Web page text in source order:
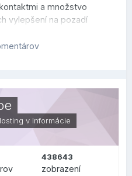
a množstvo
vylepšení na pozadí
čo sa zmenilo na
PRE
v Informácie
438643
zobrazení